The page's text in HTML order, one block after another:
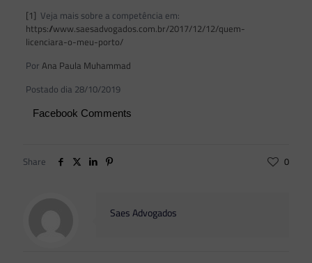
[1] Veja mais sobre a competência em:
https://www.saesadvogados.com.br/2017/12/12/quem-
licenciara-o-meu-porto/
Por Ana Paula Muhammad
Postado dia 28/10/2019
Facebook Comments
Share 0
Saes Advogados